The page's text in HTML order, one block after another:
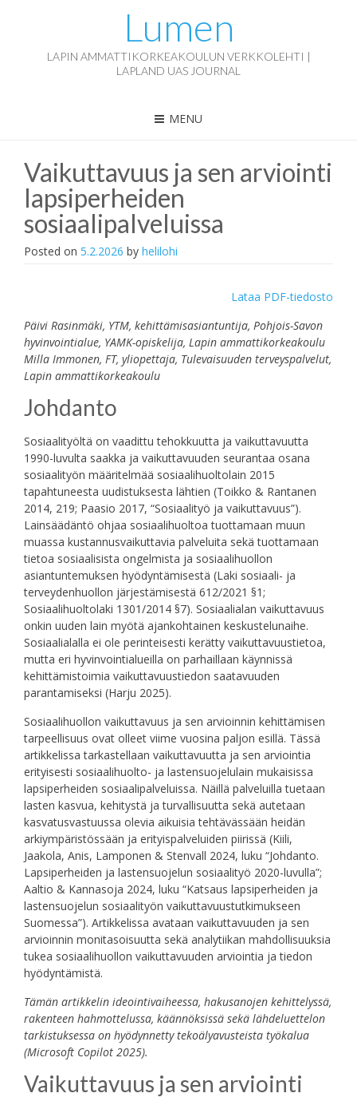
Lumen
LAPIN AMMATTIKORKEAKOULUN VERKKOLEHTI |
LAPLAND UAS JOURNAL
MENU
Vaikuttavuus ja sen arviointi
lapsiperheiden
sosiaalipalveluissa
Posted on 5.2.2026 by helilohi
Lataa PDF-tiedosto
Päivi Rasinmäki, YTM, kehittämisasiantuntija, Pohjois-Savon
hyvinvointialue, YAMK-opiskelija, Lapin ammattikorkeakoulu
Milla Immonen, FT, yliopettaja, Tulevaisuuden terveyspalvelut,
Lapin ammattikorkeakoulu
Johdanto
Sosiaalityöltä on vaadittu tehokkuutta ja vaikuttavuutta
1990-luvulta saakka ja vaikuttavuuden seurantaa osana
sosiaalityön määritelmää sosiaalihuoltolain 2015
tapahtuneesta uudistuksesta lähtien (Toikko & Rantanen
2014, 219; Paasio 2017, “Sosiaalityö ja vaikuttavuus”).
Lainsäädäntö ohjaa sosiaalihuoltoa tuottamaan muun
muassa kustannusvaikuttavia palveluita sekä tuottamaan
tietoa sosiaalisista ongelmista ja sosiaalihuollon
asiantuntemuksen hyödyntämisestä (Laki sosiaali- ja
terveydenhuollon järjestämisestä 612/2021 §1;
Sosiaalihuoltolaki 1301/2014 §7). Sosiaalialan vaikuttavuus
onkin uuden lain myötä ajankohtainen keskustelunaihe.
Sosiaalialalla ei ole perinteisesti kerätty vaikuttavuustietoa,
mutta eri hyvinvointialueilla on parhaillaan käynnissä
kehittämistoimia vaikuttavuustiedon saatavuuden
parantamiseksi (Harju 2025).
Sosiaalihuollon vaikuttavuus ja sen arvioinnin kehittämisen
tarpeellisuus ovat olleet viime vuosina paljon esillä. Tässä
artikkelissa tarkastellaan vaikuttavuutta ja sen arviointia
erityisesti sosiaalihuolto- ja lastensuojelulain mukaisissa
lapsiperheiden sosiaalipalveluissa. Näillä palveluilla tuetaan
lasten kasvua, kehitystä ja turvallisuutta sekä autetaan
kasvatusvastuussa olevia aikuisia tehtävässään heidän
arkiympäristössään ja erityispalveluiden piirissä (Kiili,
Jaakola, Anis, Lamponen & Stenvall 2024, luku “Johdanto.
Lapsiperheiden ja lastensuojelun sosiaalityö 2020-luvulla”;
Aaltio & Kannasoja 2024, luku “Katsaus lapsiperheiden ja
lastensuojelun sosiaalityön vaikuttavuustutkimukseen
Suomessa”). Artikkelissa avataan vaikuttavuuden ja sen
arvioinnin monitasoisuutta sekä analytiikan mahdollisuuksia
tukea sosiaalihuollon vaikuttavuuden arviointia ja tiedon
hyödyntämistä.
Tämän artikkelin ideointivaiheessa, hakusanojen kehittelyssä,
rakenteen hahmottelussa, käännöksissä sekä lähdeluettelon
tarkistuksessa on hyödynnetty tekoälyavusteista työkalua
(Microsoft Copilot 2025).
Vaikuttavuus ja sen arviointi